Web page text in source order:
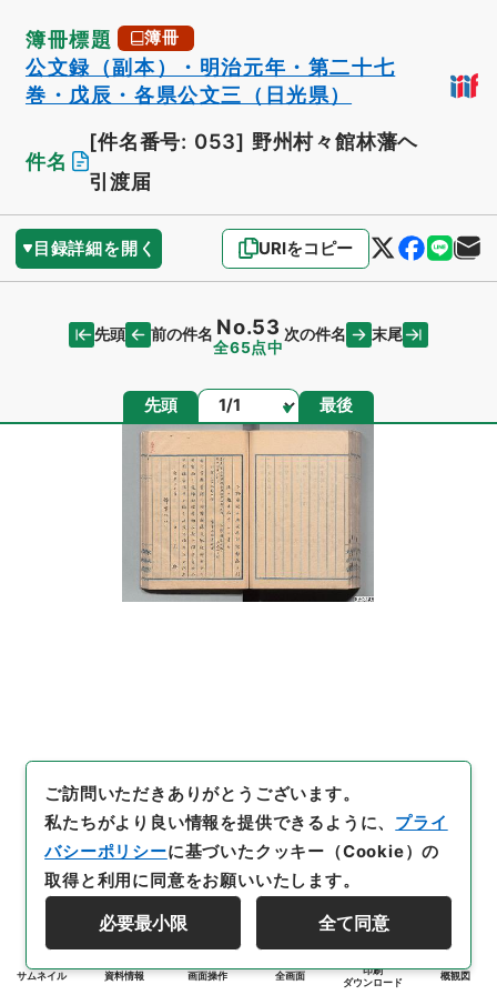
簿冊標題 簿冊
公文録（副本）・明治元年・第二十七
巻・戊辰・各県公文三（日光県）
件名
[件名番号: 053] 野州村々館林藩ヘ
引渡届
目録詳細を開く URIをコピー
先頭 前の件名 No.53
全65点中
次の件名 末尾
先頭 ページ 最後
サムネイル 資料情報 画面操作 全画面
印刷
ダウンロード
概観図
ご訪問いただきありがとうございます。
私たちがより良い情報を提供できるように、 プライ
バシーポリシーに基づいたクッキー（Cookie）の
取得と利用に同意をお願いいたします。
必要最小限 全て同意